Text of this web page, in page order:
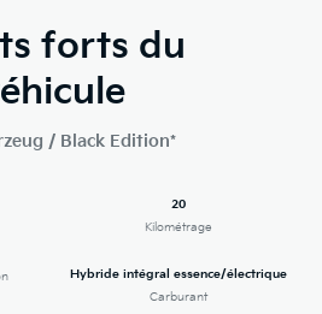
forts du
/ Black Edition*
20
Kilométrage
Hybride intégral essence/électrique
Carburant